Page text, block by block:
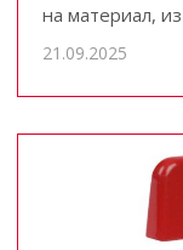
на материал,
21.09.2025